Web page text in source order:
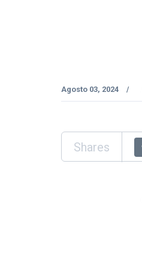
Agosto 03, 2024 /
Shares